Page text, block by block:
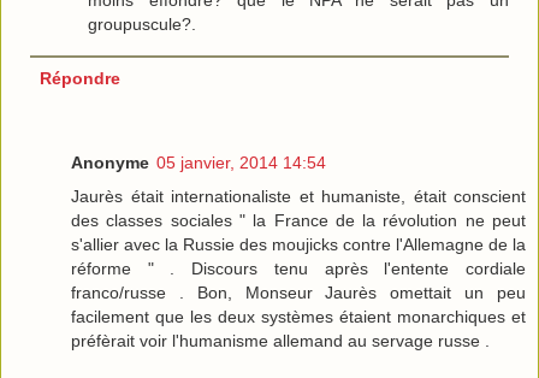
groupuscule?.
Répondre
Anonyme 05 janvier, 2014 14:54
Jaurès était internationaliste et humaniste, était conscient
des classes sociales " la France de la révolution ne peut
s'allier avec la Russie des moujicks contre l'Allemagne de la
réforme " . Discours tenu après l'entente cordiale
franco/russe . Bon, Monseur Jaurès omettait un peu
facilement que les deux systèmes étaient monarchiques et
préfèrait voir l'humanisme allemand au servage russe .